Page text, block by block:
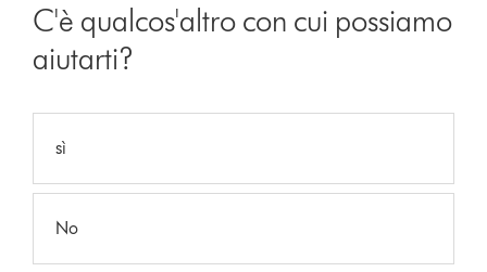
C'è qualcos'altro con cui possiamo
aiutarti?
sì
No